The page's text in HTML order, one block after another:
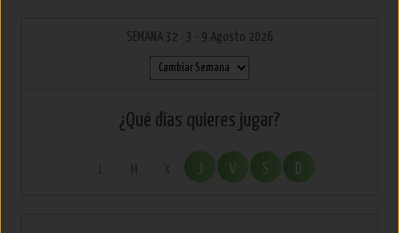
SEMANA 32 3 - 9 Agosto 2026
¿Qué días quieres jugar?
J V S D